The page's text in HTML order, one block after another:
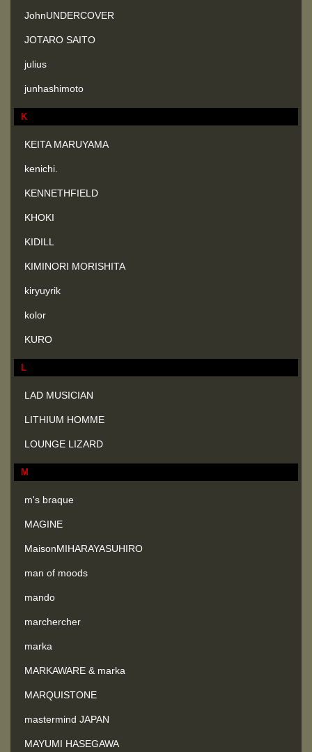
JohnUNDERCOVER
JOTARO SAITO
julius
junhashimoto
K
KEITA MARUYAMA
kenichi.
KENNETHFIELD
KHOKI
KIDILL
KIMINORI MORISHITA
kiryuyrik
kolor
KURO
L
LAD MUSICIAN
LITHIUM HOMME
LOUNGE LIZARD
M
m's braque
MAGINE
MaisonMIHARAYASUHIRO
man of moods
mando
marchercher
marka
MARKAWARE & marka
MARQUISTONE
mastermind JAPAN
MAYUMI HASEGAWA